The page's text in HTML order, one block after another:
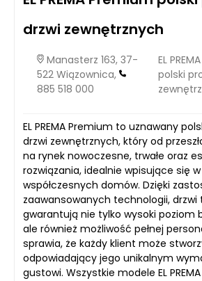
drzwi zewnętrznych
Manasterz 163, 37-
522 Wiązownica,
885 518 000
EL
polski
EL PREMA Premium to uznawany
drzwi zewnętrznych, który od
na rynek nowoczesne, trwałe oraz
rozwiązania, idealnie wpisujące się
współczesnych domów. Dzięki
zaawansowanych technologii, drzwi
gwarantują nie tylko wysoki poziom
ale również możliwość pełnej
sprawia, że każdy klient może
odpowiadający jego unikalnym
gustowi. Wszystkie modele EL